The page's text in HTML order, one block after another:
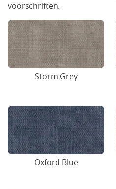
voorschriften.
Storm Grey
Oxford Blue